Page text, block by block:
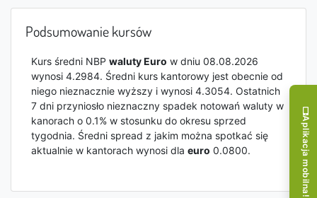
Podsumowanie kursów
Kurs średni NBP waluty Euro w dniu 08.08.2026
wynosi 4.2984. Średni kurs kantorowy jest obecnie od
niego nieznacznie wyższy i wynosi 4.3054. Ostatnich
7 dni przyniosło nieznaczny spadek notowań waluty w
kanorach o 0.1% w stosunku do okresu sprzed
tygodnia. Średni spread z jakim można spotkać się
aktualnie w kantorach wynosi dla euro 0.0800. Aplikacja mobilna!